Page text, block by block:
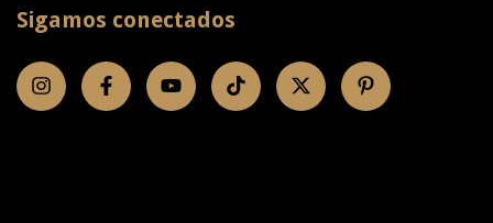
Sigamos conectados